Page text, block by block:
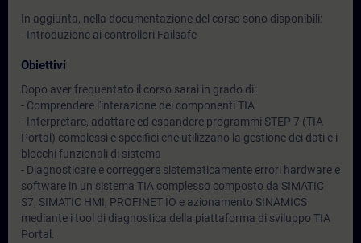
In aggiunta, nella documentazione del corso sono disponibili:
- Introduzione ai controllori Failsafe
Obiettivi
Dopo aver frequentato il corso sarai in grado di:
- Comprendere l'interazione dei componenti TIA
- Interpretare, adattare ed espandere programmi STEP 7 (TIA
Portal) complessi e specifici che utilizzano la gestione dei dati e i
blocchi funzionali di sistema
- Diagnosticare e correggere sistematicamente errori hardware e
software in un sistema TIA complesso composto da SIMATIC
S7, SIMATIC HMI, PROFINET IO e azionamento SINAMICS
mediante i tool di diagnostica della piattaforma di sviluppo TIA
Portal.